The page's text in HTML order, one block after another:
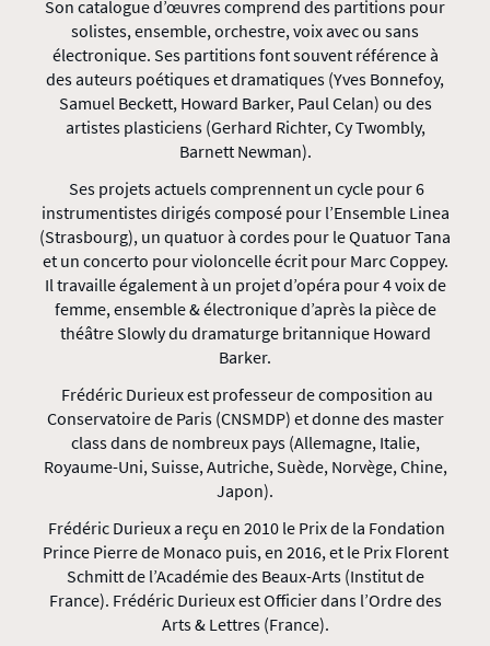
Son catalogue d’œuvres comprend des partitions pour
solistes, ensemble, orchestre, voix avec ou sans
électronique. Ses partitions font souvent référence à
des auteurs poétiques et dramatiques (Yves Bonnefoy,
Samuel Beckett, Howard Barker, Paul Celan) ou des
artistes plasticiens (Gerhard Richter, Cy Twombly,
Barnett Newman).
Ses projets actuels comprennent un cycle pour 6
instrumentistes dirigés composé pour l’Ensemble Linea
(Strasbourg), un quatuor à cordes pour le Quatuor Tana
et un concerto pour violoncelle écrit pour Marc Coppey.
Il travaille également à un projet d’opéra pour 4 voix de
femme, ensemble & électronique d’après la pièce de
théâtre Slowly du dramaturge britannique Howard
Barker.
Frédéric Durieux est professeur de composition au
Conservatoire de Paris (CNSMDP) et donne des master
class dans de nombreux pays (Allemagne, Italie,
Royaume-Uni, Suisse, Autriche, Suède, Norvège, Chine,
Japon).
Frédéric Durieux a reçu en 2010 le Prix de la Fondation
Prince Pierre de Monaco puis, en 2016, et le Prix Florent
Schmitt de l’Académie des Beaux-Arts (Institut de
France). Frédéric Durieux est Officier dans l’Ordre des
Arts & Lettres (France).